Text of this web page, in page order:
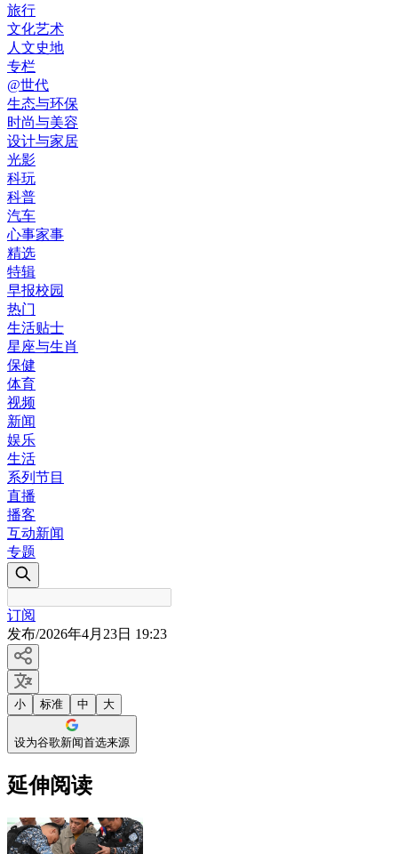
旅行
文化艺术
人文史地
专栏
@世代
生态与环保
时尚与美容
设计与家居
光影
科玩
科普
汽车
心事家事
精选
特辑
早报校园
热门
生活贴士
星座与生肖
保健
体育
视频
新闻
娱乐
生活
系列节目
直播
播客
互动新闻
专题
订阅
发布/2026年4月23日 19:23
小 标准 中 大
设为谷歌新闻首选来源
延伸阅读